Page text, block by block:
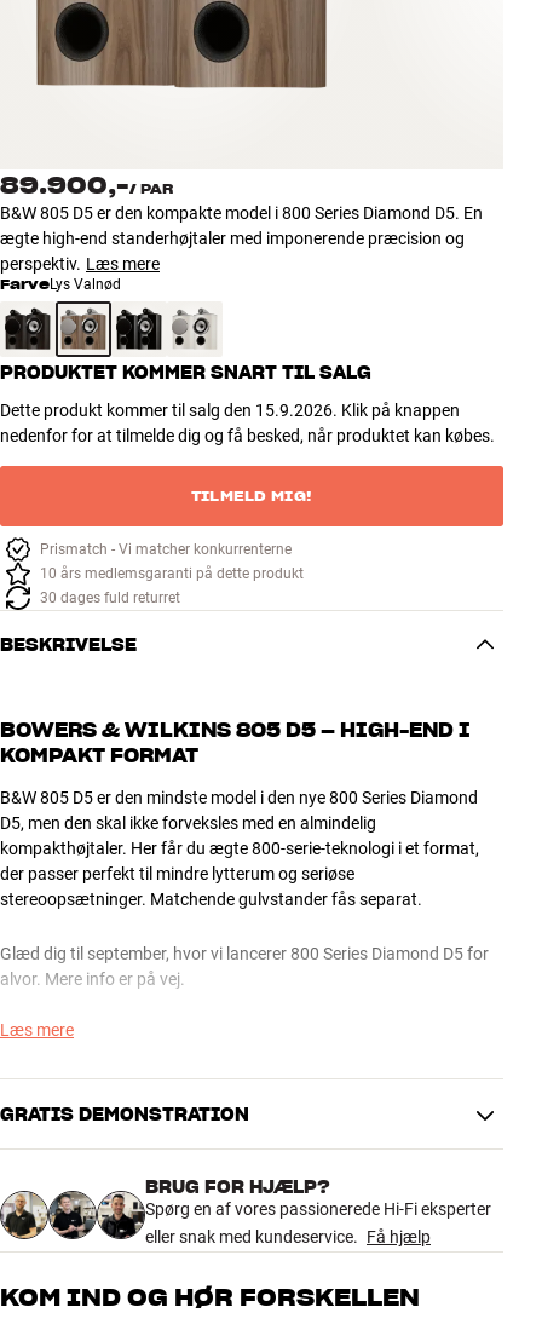
Tilbehør
INSPIRATION
NYHEDER
TILBUD
Find Butik
Kundeservice
Log ind
Kundeservice
Byg med Lyd
89.900,-/ PAR
B&W 805 D5 er den kompakte model i 800 Series Diamond D5. En
ægte high-end standerhøjtaler med imponerende præcision og
perspektiv. Læs mere
FarveLys Valnød
PRODUKTET KOMMER SNART TIL SALG
Dette produkt kommer til salg den 15.9.2026. Klik på knappen
nedenfor for at tilmelde dig og få besked, når produktet kan købes.
TILMELD MIG!
Prismatch - Vi matcher konkurrenterne
10 års medlemsgaranti på dette produkt
30 dages fuld returret
BESKRIVELSE
BOWERS & WILKINS 805 D5 – HIGH-END I
KOMPAKT FORMAT
B&W 805 D5 er den mindste model i den nye 800 Series Diamond
D5, men den skal ikke forveksles med en almindelig
kompakthøjtaler. Her får du ægte 800-serie-teknologi i et format,
der passer perfekt til mindre lytterum og seriøse
stereoopsætninger. Matchende gulvstander fås separat.
Glæd dig til september, hvor vi lancerer 800 Series Diamond D5 for
alvor. Mere info er på vej.
ENDNU RENERE, FRIERE OG MERE PRÆCIS
er optimeret for en endnu friere og mere åben gengivelse i toppen.
Sammen med Continuum bas/mellemtone og det
imponerende perspektiv, detaljering og musikalitet.
Placeret på de dedikerede standere kan 805 D5 levere en
valg, hvis du vil have 800 D5-kvalitet uden en stor gulvhøjtaler.
Læs mere
GRATIS DEMONSTRATION
BRUG FOR HJÆLP?
Spørg en af vores passionerede Hi-Fi eksperter
eller snak med kundeservice. Få hjælp
KOM IND OG HØR FORSKELLEN